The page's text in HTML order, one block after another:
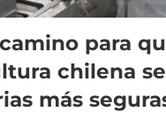
para
chilena
más